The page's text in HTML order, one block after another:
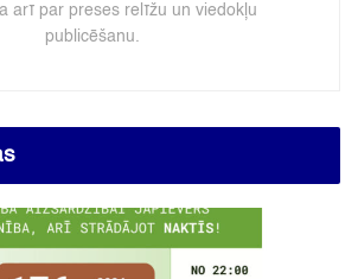
arī par preses relīžu un viedokļu
publicēšanu.